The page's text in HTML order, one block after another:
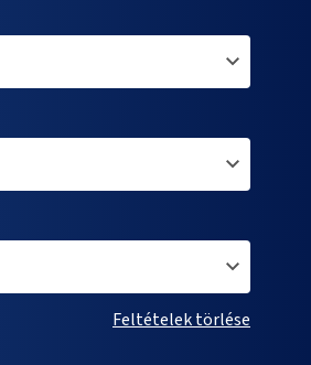
Feltételek törlése